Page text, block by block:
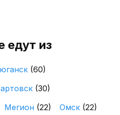
едут из
(60)
(30)
Мегион (22) Омск (22)